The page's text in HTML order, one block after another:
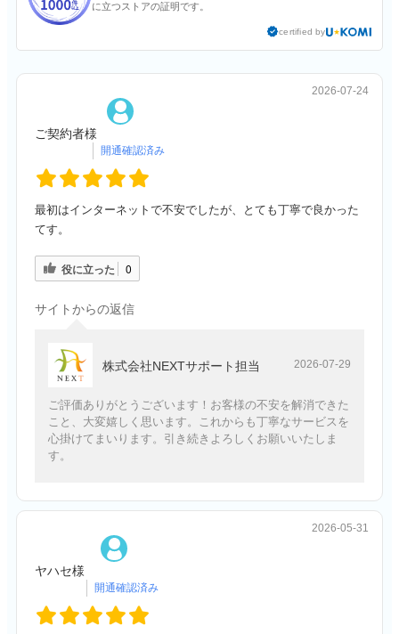
に立つストアの証明です。
certified by
ご契約者様
2026-07-24
最初はインターネットで不安でしたが、とても丁寧で良かった
てす。
役に立った 0
サイトからの返信
株式会社NEXTサポート担当 2026-07-29
ご評価ありがとうございます！お客様の不安を解消できた
こと、大変嬉しく思います。これからも丁寧なサービスを
心掛けてまいります。引き続きよろしくお願いいたしま
す。
ヤハセ様
2026-05-31